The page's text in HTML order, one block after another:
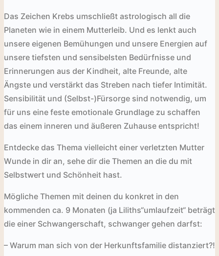
Das Zeichen Krebs umschließt astrologisch all die
Planeten wie in einem Mutterleib. Und es lenkt auch
unsere eigenen Bemühungen und unsere Energien auf
unsere tiefsten und sensibelsten Bedürfnisse und
Erinnerungen aus der Kindheit, alte Freunde, alte
Ängste und verstärkt das Streben nach tiefer Intimität.
Sensibilität und (Selbst-)Fürsorge sind notwendig, um
für uns eine feste emotionale Grundlage zu schaffen
das einem inneren und äußeren Zuhause entspricht!
Entdecke das Thema vielleicht einer verletzten Mutter
Wunde in dir an, sehe dir die Themen an die du mit
Selbstwert und Schönheit hast.
Mögliche Themen mit deinen du konkret in den
kommenden ca. 9 Monaten (ja Liliths“umlaufzeit“ beträgt
die einer Schwangerschaft, schwanger gehen darfst:
– Warum man sich von der Herkunftsfamilie distanziert?!